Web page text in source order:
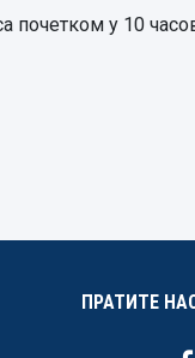
почетком у 10
ПРАТИТЕ